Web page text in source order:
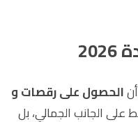
الحصول على رقصات و
على الجانب الجمالي، بل